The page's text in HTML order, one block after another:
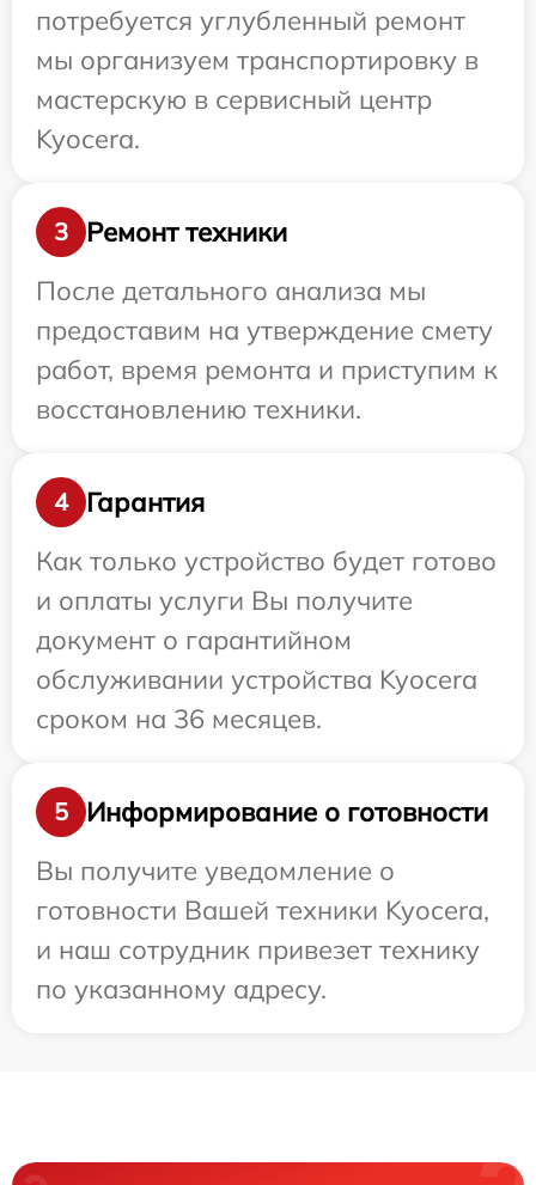
потребуется углубленный ремонт
мы организуем транспортировку в
мастерскую в сервисный центр
Kyocera.
3
Ремонт техники
После детального анализа мы
предоставим на утверждение смету
работ, время ремонта и приступим к
восстановлению техники.
4
Гарантия
Как только устройство будет готово
и оплаты услуги Вы получите
документ о гарантийном
обслуживании устройства Kyocera
сроком на 36 месяцев.
5
Информирование о готовности
Вы получите уведомление о
готовности Вашей техники Kyocera,
и наш сотрудник привезет технику
по указанному адресу.